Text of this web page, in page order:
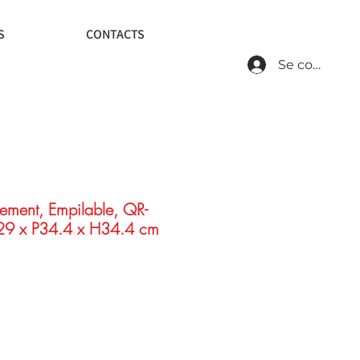
CONTACTS
Se
Empilable, QR-
x P34.4 x H34.4 cm